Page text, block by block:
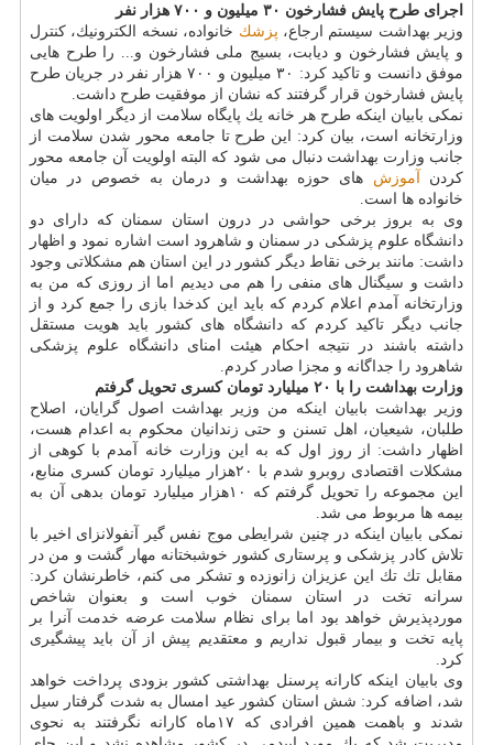
اجرای طرح پایش فشارخون ۳۰ میلیون و ۷۰۰ هزار نفر
وزیر بهداشت سیستم ارجاع، پزشك خانواده، نسخه الكترونیك، كنترل
و پایش فشارخون و دیابت، بسیج ملی فشارخون و... را طرح هایی
موفق دانست و تاكید كرد: ۳۰ میلیون و ۷۰۰ هزار نفر در جریان طرح
پایش فشارخون قرار گرفتند كه نشان از موفقیت طرح داشت.
نمكی بابیان اینكه طرح هر خانه یك پایگاه سلامت از دیگر اولویت های
وزارتخانه است، بیان كرد: این طرح تا جامعه محور شدن سلامت از
جانب وزارت بهداشت دنبال می شود كه البته اولویت آن جامعه محور
كردن آموزش های حوزه بهداشت و درمان به خصوص در میان
خانواده ها است.
وی به بروز برخی حواشی در درون استان سمنان كه دارای دو
دانشگاه علوم پزشكی در سمنان و شاهرود است اشاره نمود و اظهار
داشت: مانند برخی نقاط دیگر كشور در این استان هم مشكلاتی وجود
داشت و سیگنال های منفی را هم می دیدیم اما از روزی كه من به
وزارتخانه آمدم اعلام كردم كه باید این كدخدا بازی را جمع كرد و از
جانب دیگر تاكید كردم كه دانشگاه های كشور باید هویت مستقل
داشته باشند در نتیجه احكام هیئت امنای دانشگاه علوم پزشكی
شاهرود را جداگانه و مجزا صادر كردم.
وزارت بهداشت را با ۲۰ میلیارد تومان كسری تحویل گرفتم
وزیر بهداشت بابیان اینكه من وزیر بهداشت اصول گرایان، اصلاح
طلبان، شیعیان، اهل تسنن و حتی زندانیان محكوم به اعدام هست،
اظهار داشت: از روز اول كه به این وزارت خانه آمدم با كوهی از
مشكلات اقتصادی روبرو شدم با ۲۰هزار میلیارد تومان كسری منابع،
این مجموعه را تحویل گرفتم كه ۱۰هزار میلیارد تومان بدهی آن به
بیمه ها مربوط می شد.
نمكی بابیان اینكه در چنین شرایطی موج نفس گیر آنفولانزای اخیر با
تلاش كادر پزشكی و پرستاری كشور خوشبختانه مهار گشت و من در
مقابل تك تك این عزیزان زانوزده و تشكر می كنم، خاطرنشان كرد:
سرانه تخت در استان سمنان خوب است و بعنوان شاخص
موردپذیرش خواهد بود اما برای نظام سلامت عرضه خدمت آنرا بر
پایه تخت و بیمار قبول نداریم و معتقدیم پیش از آن باید پیشگیری
كرد.
وی بابیان اینكه كارانه پرسنل بهداشتی كشور بزودی پرداخت خواهد
شد، اضافه كرد: شش استان كشور عید امسال به شدت گرفتار سیل
شدند و باهمت همین افرادی كه ۱۷ماه كارانه نگرفتند به نحوی